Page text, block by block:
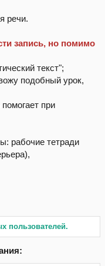
речи.
запись, но помимо
текст";
подобный урок,
при
рабочие тетради
пользователей.